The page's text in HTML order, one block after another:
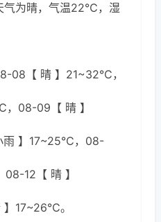
气为晴，气温22℃，湿
08【 晴 】21~32℃，
08-09【 晴 】
】17~25℃，08-
12【 晴 】
17~26℃。